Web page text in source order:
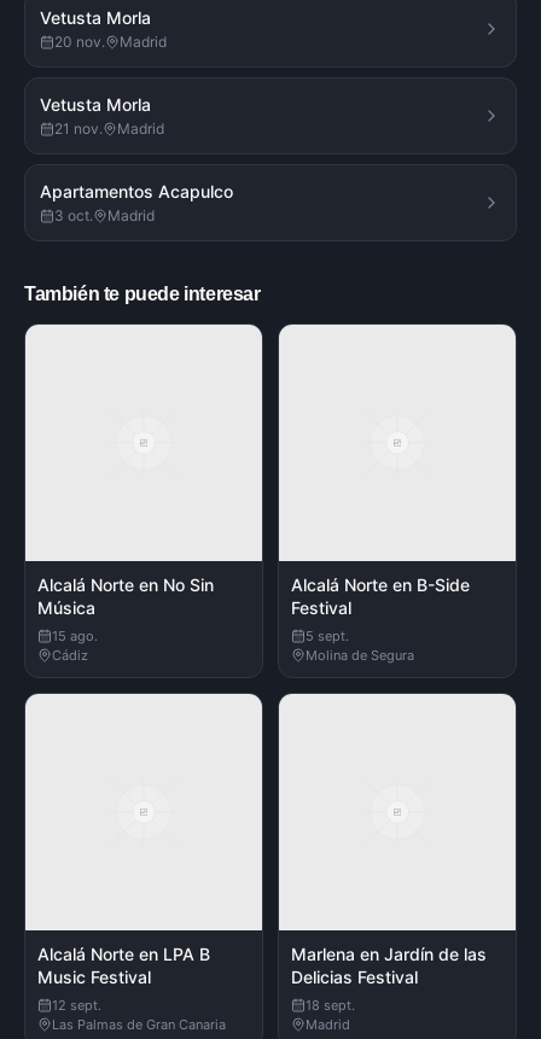
Vetusta Morla
20 nov. Madrid
Vetusta Morla
21 nov. Madrid
Apartamentos Acapulco
3 oct. Madrid
También te puede interesar
Alcalá Norte en No Sin
Música
15 ago.
Cádiz
Alcalá Norte en B-Side
Festival
5 sept.
Molina de Segura
Alcalá Norte en LPA B
Music Festival
12 sept.
Las Palmas de Gran Canaria
Marlena en Jardín de las
Delicias Festival
18 sept.
Madrid